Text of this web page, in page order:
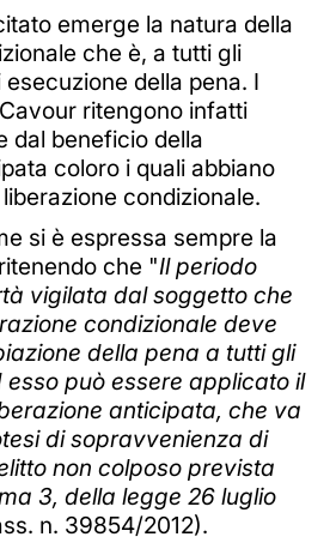
emerge la natura della
che è, a tutti gli
della pena. I
ritengono infatti
dal beneficio della
coloro i quali abbiano
condizionale.
si è espressa sempre la
che "Il periodo
vigilata dal soggetto che
condizionale deve
della pena a tutti gli
può essere applicato il
anticipata, che va
di sopravvenienza di
non colposo prevista
3, della legge 26 luglio
n. 39854/2012).